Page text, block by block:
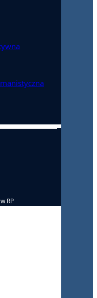
RP